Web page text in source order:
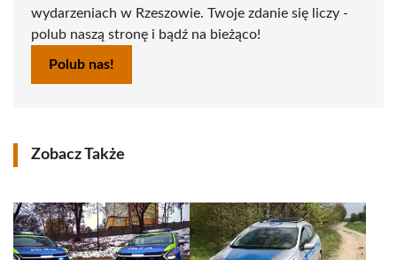
wydarzeniach w Rzeszowie. Twoje zdanie się liczy -
polub naszą stronę i bądź na bieżąco!
Polub nas!
Zobacz Także